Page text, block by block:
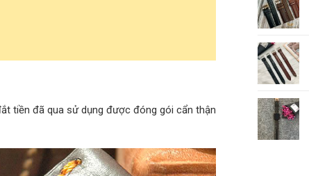
tiền đã qua sử dụng được đóng gói cẩn thận